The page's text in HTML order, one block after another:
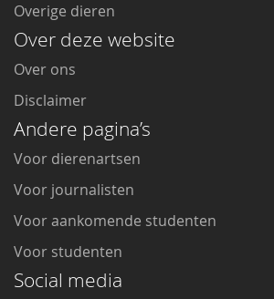
Overige dieren
Over deze website
Over ons
Disclaimer
Andere pagina’s
Voor dierenartsen
Voor journalisten
Voor aankomende studenten
Voor studenten
Social media